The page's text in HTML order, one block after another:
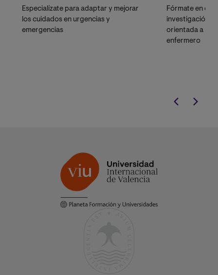
Especialízate para adaptar y mejorar
los cuidados en urgencias y
emergencias
Fórmate en
investigación
orientada a la
enfermero